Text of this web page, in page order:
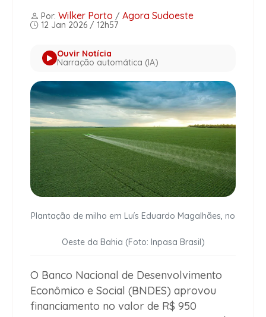
Por: Wilker Porto / Agora Sudoeste
12 Jan 2026 / 12h57
Ouvir Notícia
Narração automática (IA)
Plantação de milho em Luís Eduardo Magalhães, no
Oeste da Bahia (Foto: Inpasa Brasil)
O Banco Nacional de Desenvolvimento
Econômico e Social (BNDES) aprovou
financiamento no valor de R$ 950